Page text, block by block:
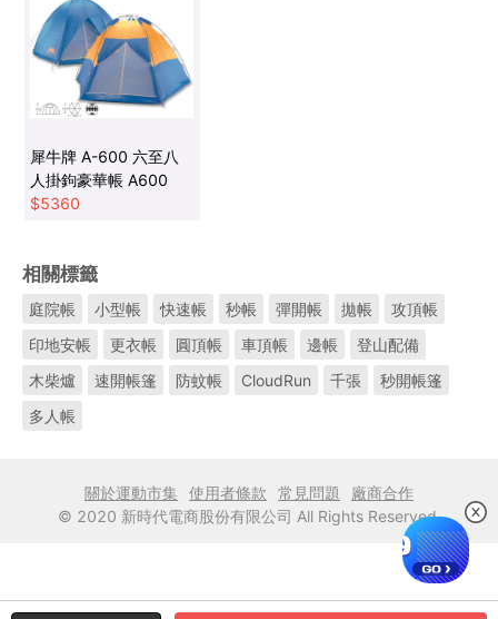
犀牛牌 A-600 六至八
人掛鉤豪華帳 A600
$5360
相關標籤
庭院帳 小型帳 快速帳 秒帳 彈開帳 拋帳
攻頂帳
印地安帳
更衣帳 圓頂帳 車頂帳 邊帳
登山配備
木柴爐
速開帳篷 防蚊帳 CloudRun 千張
秒開帳篷
多人帳
關於運動市集 使用者條款 常見問題
廠商合作
© 2020 新時代電商股份有限公司 All Rights Reserved.